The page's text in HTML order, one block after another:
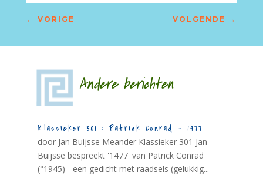
← VORIGE VOLGENDE →
Andere berichten
Klassieker 301 : Patrick Conrad – 1477
door Jan Buijsse Meander Klassieker 301 Jan
Buijsse bespreekt '1477' van Patrick Conrad
(°1945) - een gedicht met raadsels (gelukkig...